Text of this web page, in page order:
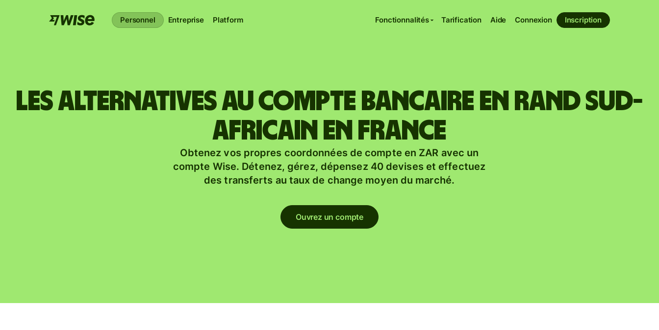
Personnel Entreprise Platform Fonctionnalités Tarification Aide Connexion Inscription
Les alternatives au compte bancaire en rand sud-
africain en France
Obtenez vos propres coordonnées de compte en ZAR avec un
compte Wise. Détenez, gérez, dépensez 40 devises et effectuez
des transferts au taux de change moyen du marché.
Ouvrez un compte